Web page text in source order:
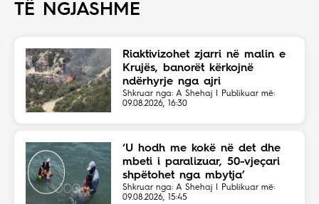
TË NGJASHME
Riaktivizohet zjarri në malin e
Krujës, banorët kërkojnë
ndërhyrje nga ajri
Shkruar nga: A Shehaj | Publikuar më:
09.08.2026, 16:30
‘U hodh me kokë në det dhe
mbeti i paralizuar, 50-vjeçari
shpëtohet nga mbytja’
Shkruar nga: A Shehaj | Publikuar më:
09.08.2026, 15:45